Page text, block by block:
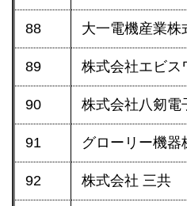
88 大一電機産業株
89 株式会社エビス
90 株式会社八剱電
91 グローリー機器
92 株式会社 三共